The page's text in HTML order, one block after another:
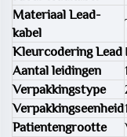
Materiaal Lead-
kabel
Kleurcodering Lead
Aantal leidingen
Verpakkingstype
Verpakkingseenheid1
Patientengrootte